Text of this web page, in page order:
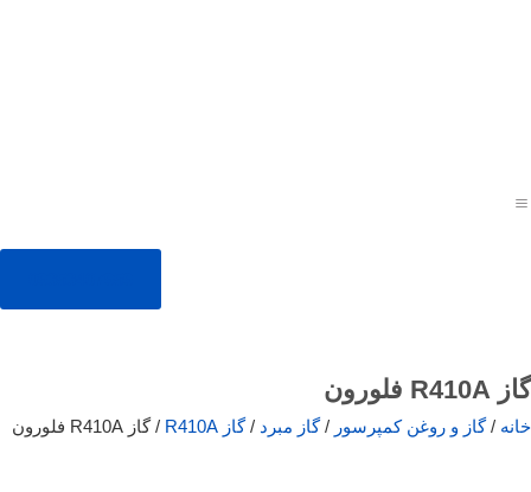
گاز R410A فلورون
خانه /گاز و روغن کمپرسور /گاز مبرد /گاز R410A / گاز R410A فلورون